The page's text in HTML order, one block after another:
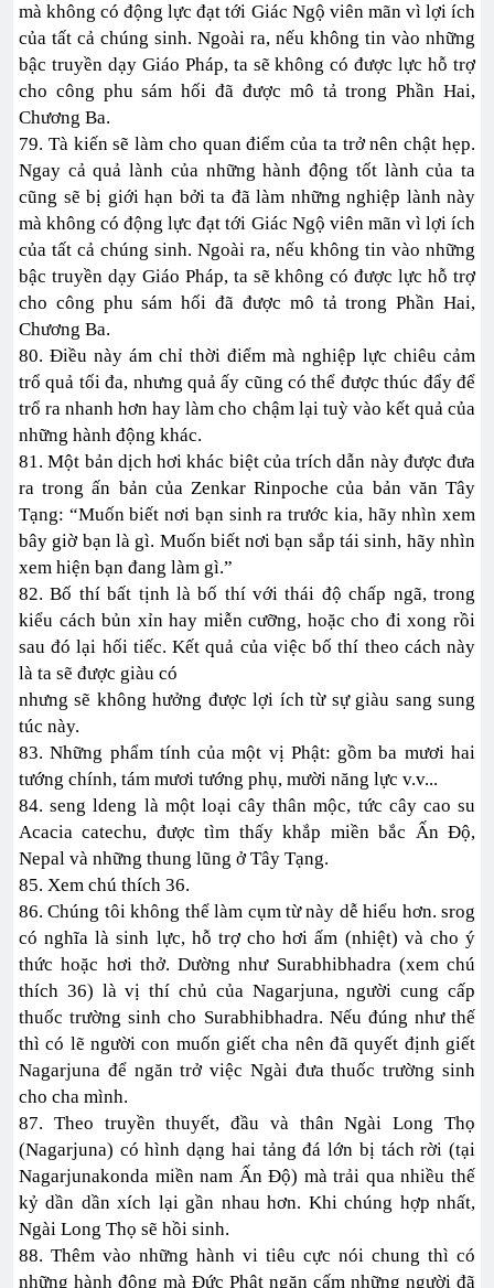
mà không có động lực đạt tới Giác Ngộ viên mãn vì lợi ích
của tất cả chúng sinh. Ngoài ra, nếu không tin vào những
bậc truyền dạy Giáo Pháp, ta sẽ không có được lực hỗ trợ
cho công phu sám hối đã được mô tả trong Phần Hai,
Chương Ba.
79. Tà kiến sẽ làm cho quan điểm của ta trở nên chật hẹp.
Ngay cả quả lành của những hành động tốt lành của ta
cũng sẽ bị giới hạn bởi ta đã làm những nghiệp lành này
mà không có động lực đạt tới Giác Ngộ viên mãn vì lợi ích
của tất cả chúng sinh. Ngoài ra, nếu không tin vào những
bậc truyền dạy Giáo Pháp, ta sẽ không có được lực hỗ trợ
cho công phu sám hối đã được mô tả trong Phần Hai,
Chương Ba.
80. Điều này ám chỉ thời điểm mà nghiệp lực chiêu cảm
trổ quả tối đa, nhưng quả ấy cũng có thể được thúc đẩy để
trổ ra nhanh hơn hay làm cho chậm lại tuỳ vào kết quả của
những hành động khác.
81. Một bản dịch hơi khác biệt của trích dẫn này được đưa
ra trong ấn bản của Zenkar Rinpoche của bản văn Tây
Tạng: “Muốn biết nơi bạn sinh ra trước kia, hãy nhìn xem
bây giờ bạn là gì. Muốn biết nơi bạn sắp tái sinh, hãy nhìn
xem hiện bạn đang làm gì.”
82. Bố thí bất tịnh là bố thí với thái độ chấp ngã, trong
kiểu cách bủn xỉn hay miễn cưỡng, hoặc cho đi xong rồi
sau đó lại hối tiếc. Kết quả của việc bố thí theo cách này
là ta sẽ được giàu có
nhưng sẽ không hưởng được lợi ích từ sự giàu sang sung
túc này.
83. Những phẩm tính của một vị Phật: gồm ba mươi hai
tướng chính, tám mươi tướng phụ, mười năng lực v.v...
84. seng ldeng là một loại cây thân mộc, tức cây cao su
Acacia catechu, được tìm thấy khắp miền bắc Ấn Độ,
Nepal và những thung lũng ở Tây Tạng.
85. Xem chú thích 36.
86. Chúng tôi không thể làm cụm từ này dễ hiểu hơn. srog
có nghĩa là sinh lực, hỗ trợ cho hơi ấm (nhiệt) và cho ý
thức hoặc hơi thở. Dường như Surabhibhadra (xem chú
thích 36) là vị thí chủ của Nagarjuna, người cung cấp
thuốc trường sinh cho Surabhibhadra. Nếu đúng như thế
thì có lẽ người con muốn giết cha nên đã quyết định giết
Nagarjuna để ngăn trở việc Ngài đưa thuốc trường sinh
cho cha mình.
87. Theo truyền thuyết, đầu và thân Ngài Long Thọ
(Nagarjuna) có hình dạng hai tảng đá lớn bị tách rời (tại
Nagarjunakonda miền nam Ấn Độ) mà trải qua nhiều thế
kỷ dần dần xích lại gần nhau hơn. Khi chúng hợp nhất,
Ngài Long Thọ sẽ hồi sinh.
88. Thêm vào những hành vi tiêu cực nói chung thì có
những hành động mà Đức Phật ngăn cấm những người đã